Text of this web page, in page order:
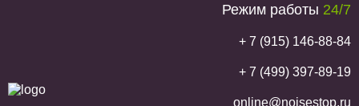
Режим работы 24/7
+ 7 (915) 146-88-84
+ 7 (499) 397-89-19
online@noisestop.ru